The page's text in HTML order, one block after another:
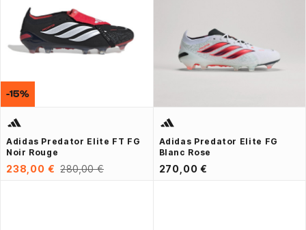
Adidas Predator Elite FT FG
Noir Rouge
238,00 € 280,00 €
-15%
Adidas Predator Elite FG
Blanc Rose
270,00 €